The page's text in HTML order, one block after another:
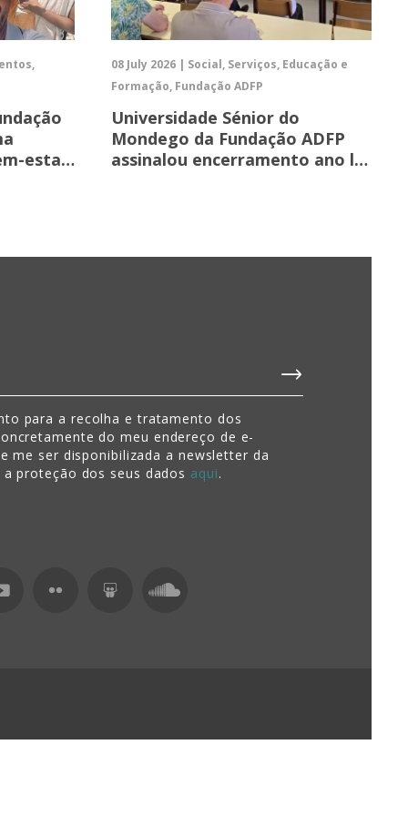
esta…
08 July 2026 | Social, Serviços, Educação e
Formação, Fundação ADFP
Universidade Sénior do
Mondego da Fundação ADFP
assinalou encerramento ano l…
para a recolha e tratamento dos
do meu endereço de e-
me ser disponibilizada a newsletter da
proteção dos seus dados aqui.